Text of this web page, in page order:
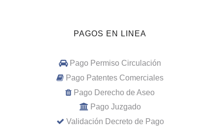
PAGOS EN LINEA
Pago Permiso Circulación
Pago Patentes Comerciales
Pago Derecho de Aseo
Pago Juzgado
Validación Decreto de Pago